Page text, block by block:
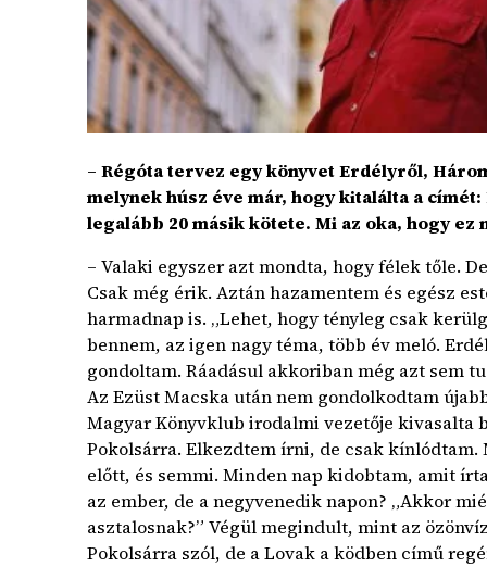
– Régóta tervez egy könyvet Erdélyről,
melynek húsz éve már, hogy kitalálta a
legalább 20 másik kötete. Mi az oka, hogy ez
– Valaki egyszer azt mondta, hogy félek tőle.
Csak még érik. Aztán hazamentem és egész
harmadnap is. „Lehet, hogy tényleg csak
bennem, az igen nagy téma, több év meló.
gondoltam. Ráadásul akkoriban még azt sem
Az Ezüst Macska után nem gondolkodtam
Magyar Könyvklub irodalmi vezetője kivasalta
Pokolsárra. Elkezdtem írni, de csak
előtt, és semmi. Minden nap kidobtam, amit
az ember, de a negyvenedik napon? „Akkor
asztalosnak?” Végül megindult, mint az
Pokolsárra szól, de a Lovak a ködben című